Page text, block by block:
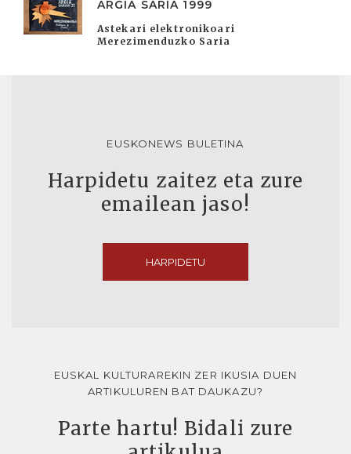
ARGIA SARIA 1999
Astekari elektronikoari
Merezimenduzko Saria
EUSKONEWS BULETINA
Harpidetu zaitez eta zure
emailean jaso!
HARPIDETU
EUSKAL KULTURAREKIN ZER IKUSIA DUEN
ARTIKULUREN BAT DAUKAZU?
Parte hartu! Bidali zure